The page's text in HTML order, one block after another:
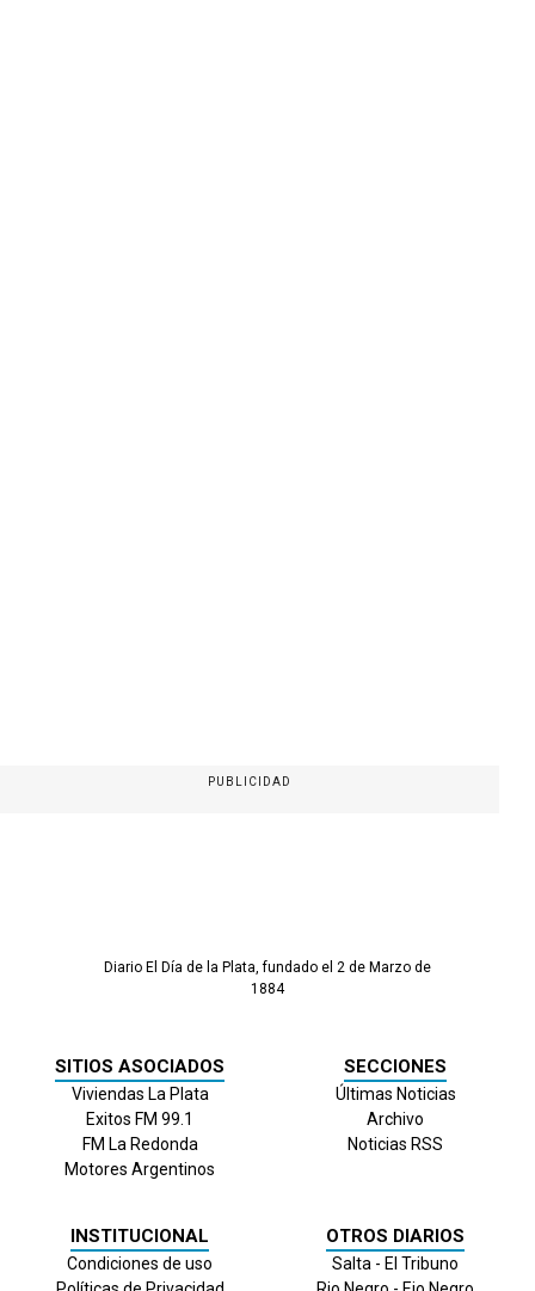
PUBLICIDAD
Diario El Día de la Plata, fundado el 2 de Marzo de
1884
SITIOS ASOCIADOS
Viviendas La Plata
Exitos FM 99.1
FM La Redonda
Motores Argentinos
SECCIONES
Últimas Noticias
Archivo
Noticias RSS
INSTITUCIONAL
Condiciones de uso
OTROS DIARIOS
Salta - El Tribuno